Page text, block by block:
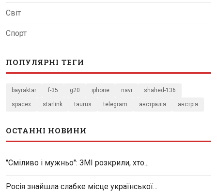
Світ
Спорт
ПОПУЛЯРНІ ТЕГИ
bayraktar f-35 g20 iphone navi shahed-136
spacex starlink taurus telegram австралія австрія
ОСТАННІ НОВИНИ
"Сміливо і мужньо": ЗМІ розкрили, хто...
Росія знайшла слабке місце української...